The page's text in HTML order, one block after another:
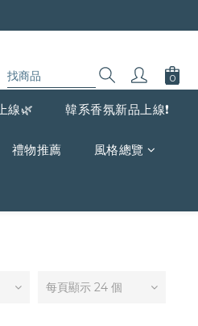
線🌿 韓系香氛新品上線❗️
禮物推薦 風格總覽
每頁顯示 24 個